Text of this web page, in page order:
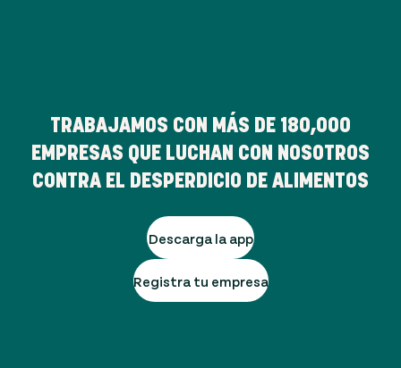
TRABAJAMOS CON MÁS DE 180,000
EMPRESAS QUE LUCHAN CON NOSOTROS
CONTRA EL DESPERDICIO DE ALIMENTOS
Descarga la app
Registra tu empresa